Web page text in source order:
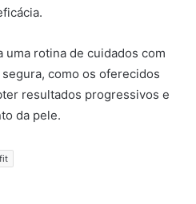
rotina de cuidados com
como os oferecidos
resultados progressivos e
da pele.